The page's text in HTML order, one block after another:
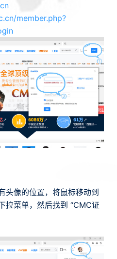
member.php?
头像的位置，将鼠标移动到
拉菜单，然后找到 “CMC证